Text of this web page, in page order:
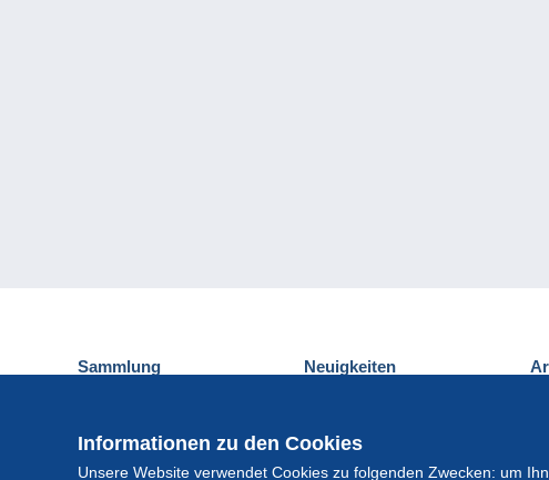
Informationen zu den Cookies
Unsere Website verwendet Cookies zu folgenden Zwecken: um
Sammlung
Münzen und Banknoten
Neuigkeiten